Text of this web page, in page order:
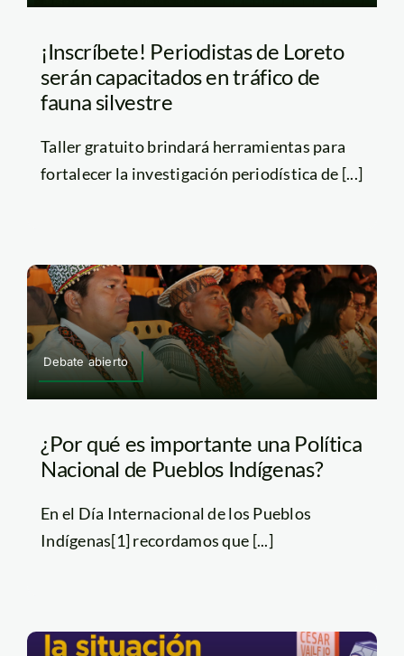
¡Inscríbete! Periodistas de Loreto
serán capacitados en tráfico de
fauna silvestre
Taller gratuito brindará herramientas para
fortalecer la investigación periodística de [...]
Debate abierto
¿Por qué es importante una Política
Nacional de Pueblos Indígenas?
En el Día Internacional de los Pueblos
Indígenas[1] recordamos que [...]